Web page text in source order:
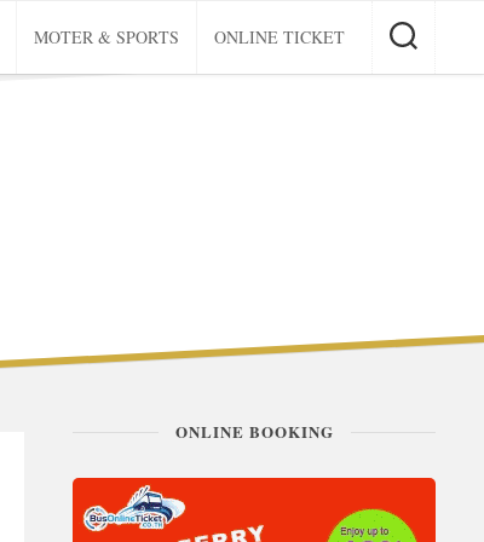
MOTER & SPORTS ONLINE TICKET
ONLINE BOOKING